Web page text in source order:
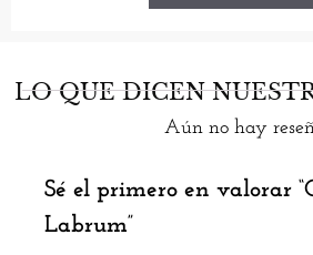
LO QUE DICEN
Aún no hay
Sé el primero en valorar
Labrum”